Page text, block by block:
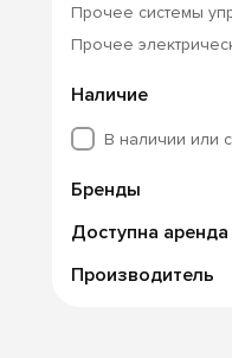
Прочее системы
Прочее
Наличие
В наличии или
Бренды
Доступна аренда
Производитель